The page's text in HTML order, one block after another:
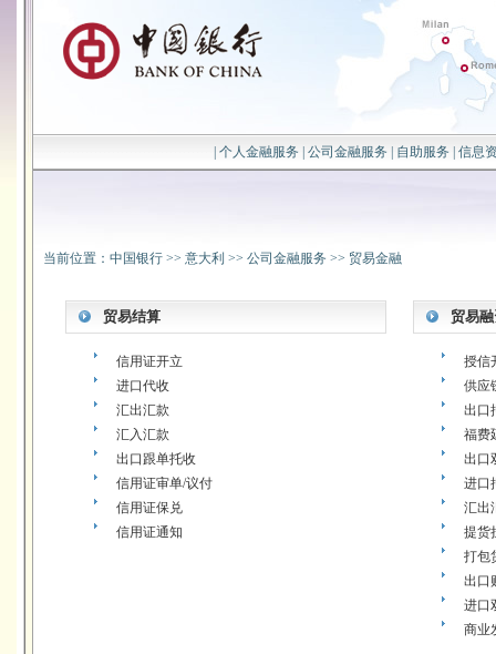
个人金融服务 公司金融服务 自助服务 信息
当前位置： 中国银行 >> 意大利 >> 公司金融服务 >> 贸易金融
贸易结算
信用证开立
进口代收
汇出汇款
汇入汇款
出口跟单托收
信用证审单/议付
信用证保兑
信用证通知
贸易
授信
供应
出口
福费
出口
进口
汇出
提货
打包
出口
进口
商业